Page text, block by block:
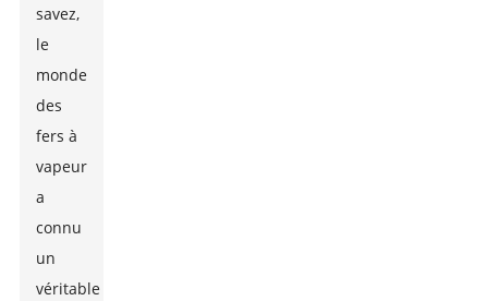
savez,
le
monde
des
fers à
vapeur
a
connu
un
véritable